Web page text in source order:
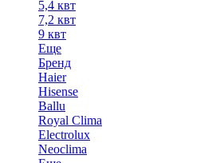
5,4 квт
7,2 квт
9 квт
Еще
Бренд
Haier
Hisense
Ballu
Royal Clima
Electrolux
Neoclima